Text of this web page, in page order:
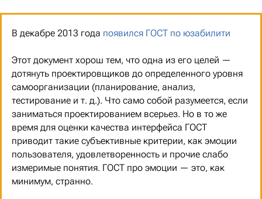
В декабре 2013 года появился ГОСТ по юзабилити
Этот документ хорош тем, что одна из его целей —
дотянуть проектировщиков до определенного уровня
самоорганизации (планирование, анализ,
тестирование и т. д.). Что само собой разумеется, если
заниматься проектированием всерьез. Но в то же
время для оценки качества интерфейса ГОСТ
приводит такие субъективные критерии, как эмоции
пользователя, удовлетворенность и прочие слабо
измеримые понятия. ГОСТ про эмоции — это, как
минимум, странно.